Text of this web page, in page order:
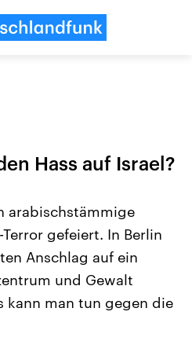
aus
Aktuelle Beiträge,
Hintergründe
Wirtschaftlich und
mit großem Einfluss auf
Hass auf Israel?
arabischstämmige
gefeiert. In Berlin
Anschlag auf ein
und Gewalt
kann man tun gegen die